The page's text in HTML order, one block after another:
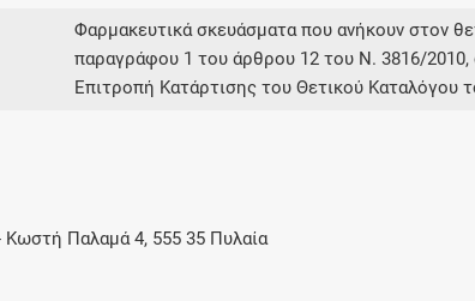
Φαρμακευτικά σκευάσματα που ανήκουν στον
παραγράφου 1 του άρθρου 12 του Ν. 3816/2010,
Επιτροπή Κατάρτισης του Θετικού Καταλόγου
Κωστή Παλαμά 4, 555 35 Πυλαία